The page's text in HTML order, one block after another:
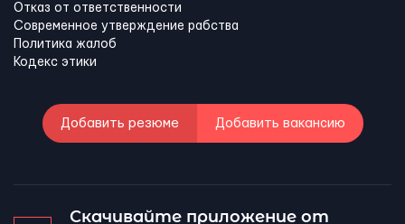
Отказ от ответственности
Современное утверждение рабства
Политика жалоб
Кодекс этики
Добавить резюме Добавить вакансию
Скачивайте приложение от